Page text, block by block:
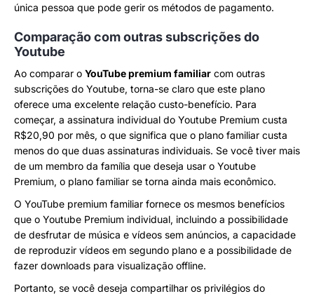
única pessoa que pode gerir os métodos de pagamento.
Comparação com outras subscrições do
Youtube
Ao comparar o YouTube premium familiar com outras
subscrições do Youtube, torna-se claro que este plano
oferece uma excelente relação custo-benefício. Para
começar, a assinatura individual do Youtube Premium custa
R$20,90 por mês, o que significa que o plano familiar custa
menos do que duas assinaturas individuais. Se você tiver mais
de um membro da família que deseja usar o Youtube
Premium, o plano familiar se torna ainda mais econômico.
O YouTube premium familiar fornece os mesmos benefícios
que o Youtube Premium individual, incluindo a possibilidade
de desfrutar de música e vídeos sem anúncios, a capacidade
de reproduzir vídeos em segundo plano e a possibilidade de
fazer downloads para visualização offline.
Portanto, se você deseja compartilhar os privilégios do